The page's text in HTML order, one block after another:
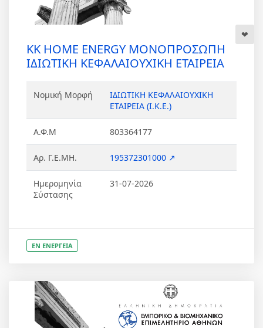
KK HOME ENERGY ΜΟΝΟΠΡΟΣΩΠΗ
ΙΔΙΩΤΙΚΗ ΚΕΦΑΛΑΙΟΥΧΙΚΗ ΕΤΑΙΡΕΙΑ
Νομική Μορφή
ΙΔΙΩΤΙΚΗ ΚΕΦΑΛΑΙΟΥΧΙΚΗ
ΕΤΑΙΡΕΙΑ (Ι.Κ.Ε.)
Α.Φ.Μ 803364177
Αρ. Γ.Ε.ΜΗ. 195372301000 ↗
Ημερομηνία
Σύστασης
31-07-2026
ΕΝ ΕΝΕΡΓΕΙΑ